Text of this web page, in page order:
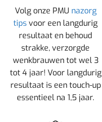
Volg onze PMU nazorg
tipsvoor een langdurig
resultaat en behoud
strakke, verzorgde
wenkbrauwen tot wel 3
tot 4 jaar! Voor langdurig
resultaat is een touch-up
essentieel na 1,5 jaar.